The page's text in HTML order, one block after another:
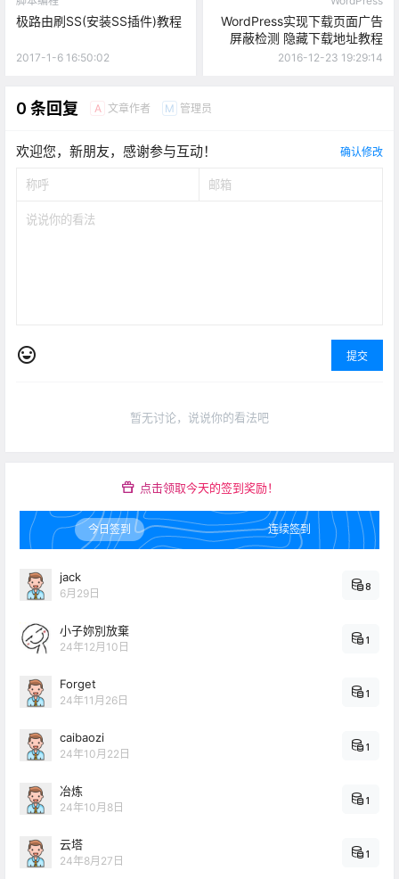
极路由刷SS(安装SS插件)教程
2017-1-6 16:50:02
WordPress实现下载页面广告
屏蔽检测 隐藏下载地址教程
2016-12-23 19:29:14
0 条回复 A 文章作者 M 管理员
欢迎您，新朋友，感谢参与互动！ 确认修改
提交
暂无讨论，说说你的看法吧
点击领取今天的签到奖励！
今日签到 连续签到
jack
6月29日
8
小子妳別放棄
24年12月10日
1
Forget
24年11月26日
1
caibaozi
24年10月22日
1
冶炼
24年10月8日
1
云塔
24年8月27日
1